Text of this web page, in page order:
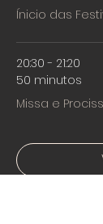
Ínicio das
20:30 - 21:20
50 minutos
Missa e